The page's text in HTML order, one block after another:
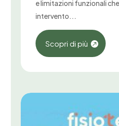
e limitazioni funzionali
intervento...
Scopri di più